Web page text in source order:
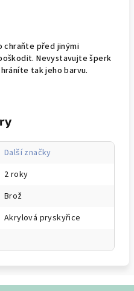
chraňte před jinými
Nevystavujte šperk
tak jeho barvu.
Další značky
2 roky
Brož
Akrylová pryskyřice